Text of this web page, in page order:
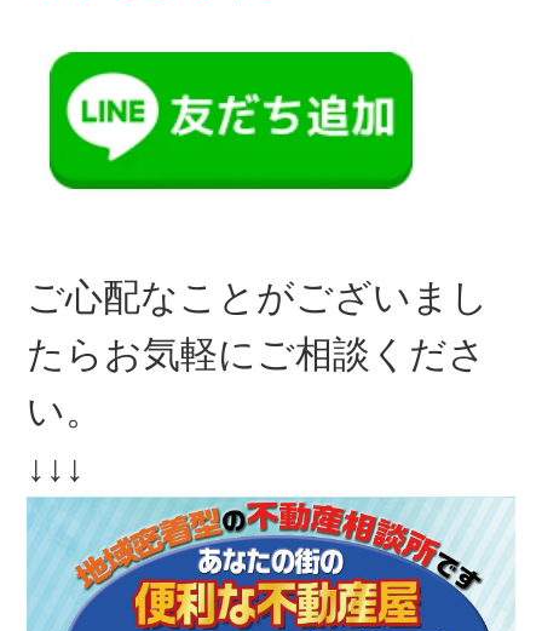
ご心配なことがございまし
たらお気軽にご相談くださ
い。
↓↓↓